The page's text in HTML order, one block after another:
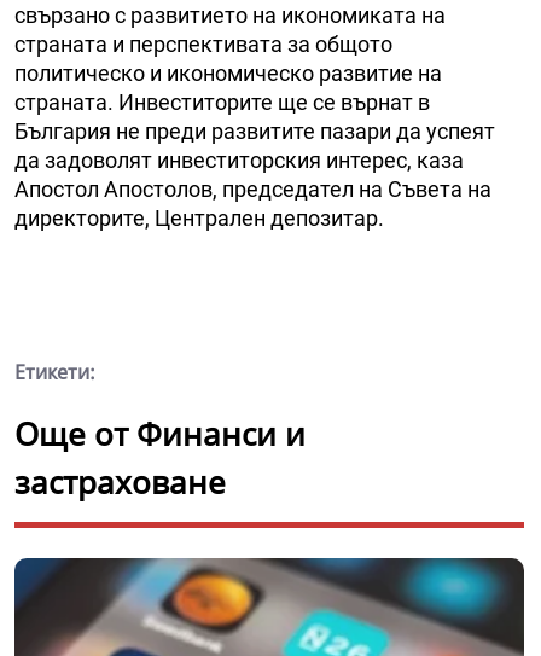
свързано с развитието на икономиката на
страната и перспективата за общото
политическо и икономическо развитие на
страната. Инвеститорите ще се върнат в
България не преди развитите пазари да успеят
да задоволят инвеститорския интерес, каза
Апостол Апостолов, председател на Съвета на
директорите, Централен депозитар.
Етикети:
Още от Финанси и
застраховане